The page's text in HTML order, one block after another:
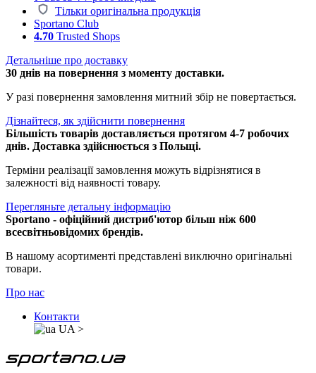
Тільки оригінальна продукція
Sportano Club
4.70 Trusted Shops
Детальніше про доставку
30 днів на повернення з моменту доставки.
У разі повернення замовлення митний збір не повертається.
Дізнайтеся, як здійснити повернення
Більшість товарів доставляється протягом 4-7 робочих
днів. Доставка здійснюється з Польщі.
Терміни реалізації замовлення можуть відрізнятися в
залежності від наявності товару.
Перегляньте детальну інформацію
Sportano - офіційний дистриб'ютор більш ніж 600
всесвітньовідомих брендів.
В нашому асортименті представлені виключно оригінальні
товари.
Про нас
Контакти
UA >